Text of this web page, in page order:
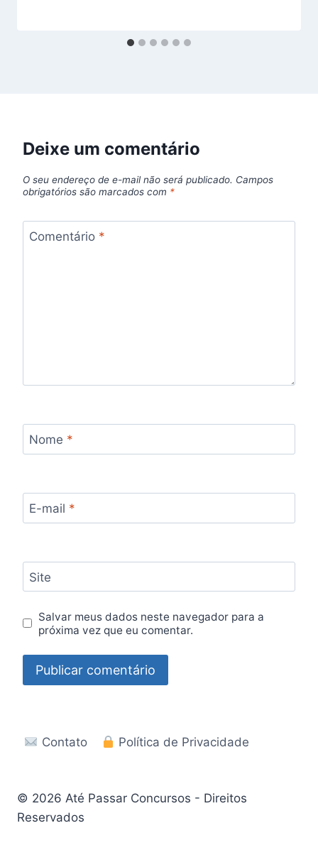
Deixe um comentário
O seu endereço de e-mail não será publicado. Campos
obrigatórios são marcados com *
Comentário *
Nome *
E-mail *
Site
Salvar meus dados neste navegador para a
próxima vez que eu comentar.
Contato Política de Privacidade
© 2026 Até Passar Concursos - Direitos
Reservados